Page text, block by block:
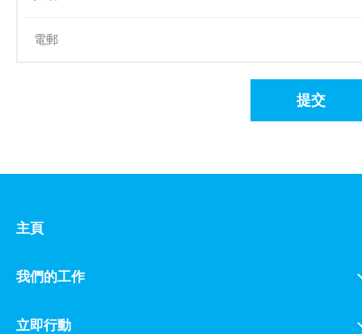
提交
主頁
我們的工作
立即行動